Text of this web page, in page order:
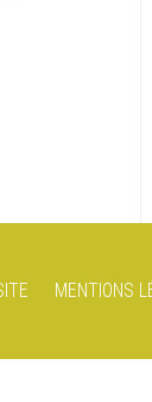
MENTIONS